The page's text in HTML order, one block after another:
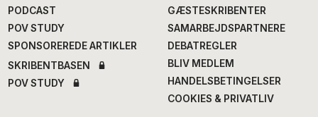
PODCAST
POV STUDY
SPONSOREREDE ARTIKLER
SKRIBENTBASEN
POV STUDY
GÆSTESKRIBENTER
SAMARBEJDSPARTNERE
DEBATREGLER
BLIV MEDLEM
HANDELSBETINGELSER
COOKIES & PRIVATLIV